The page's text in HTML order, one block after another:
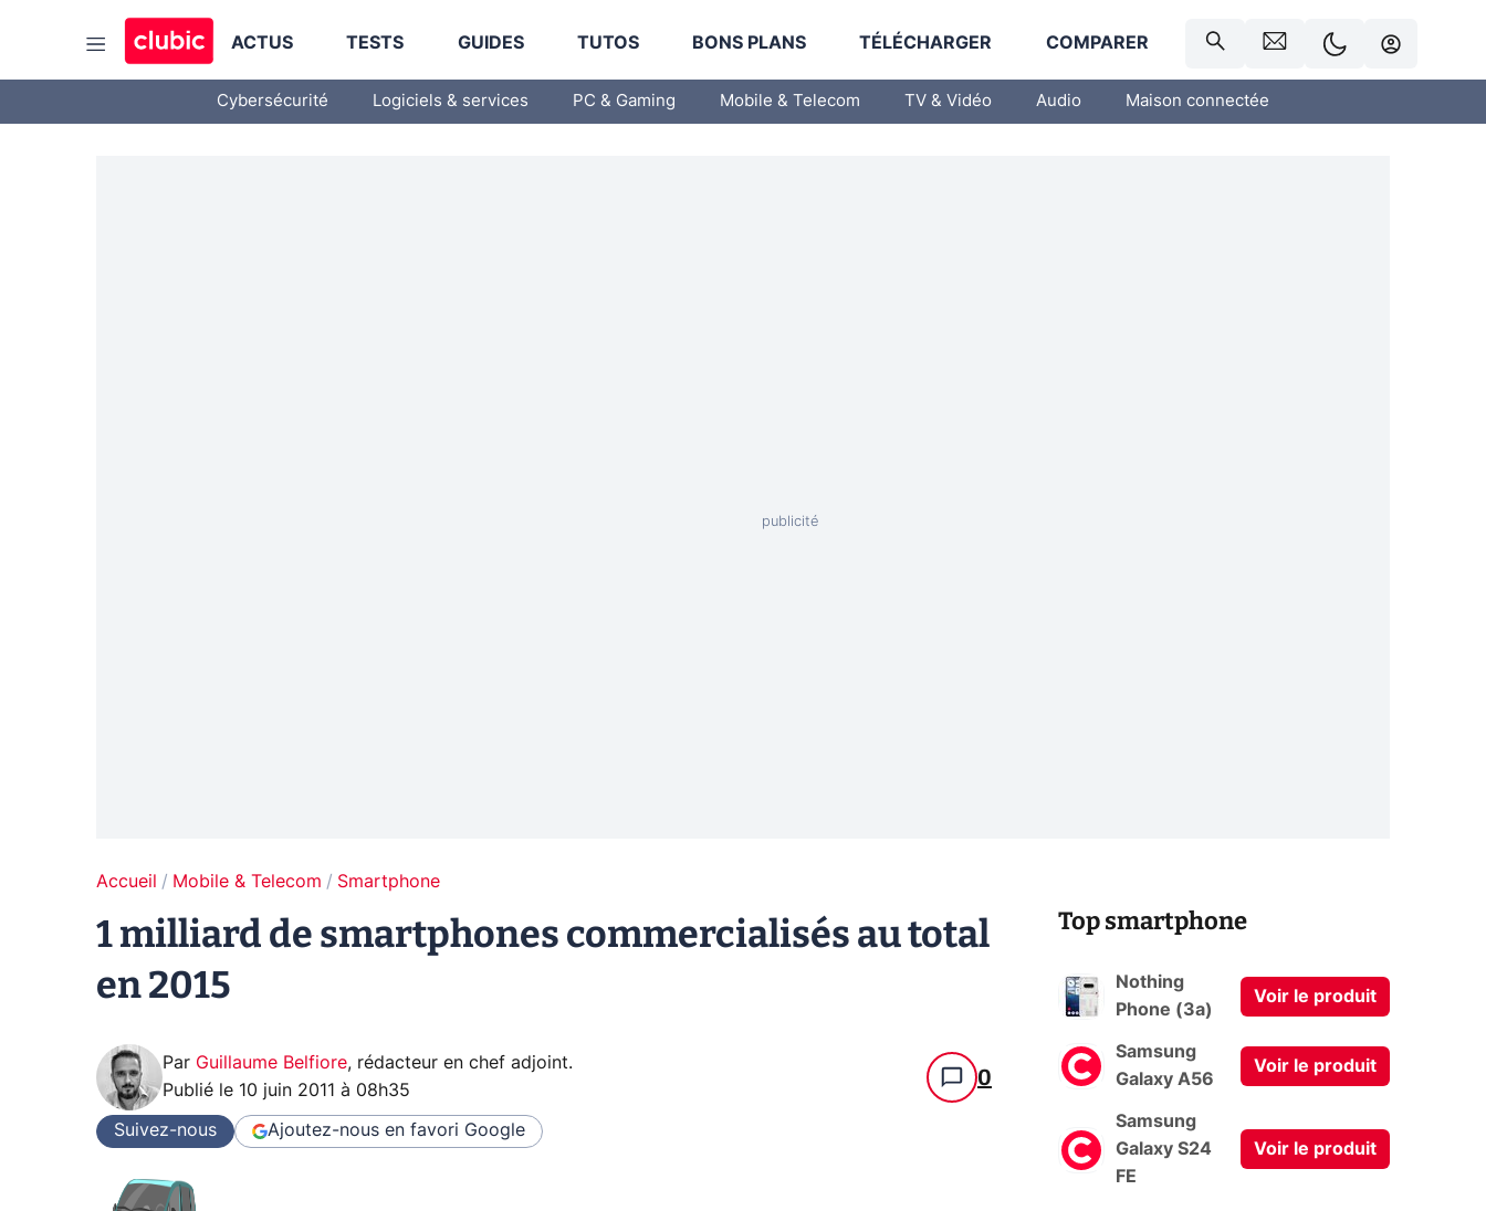
ACTUS TESTS GUIDES TUTOS BONS PLANS TÉLÉCHARGER COMPARER
Cybersécurité Logiciels & services PC & Gaming Mobile & Telecom TV & Vidéo Audio Maison connectée
Accueil Mobile & Telecom Smartphone
1 milliard de smartphones commercialisés au total
en 2015
Par Guillaume Belfiore, rédacteur en chef adjoint.
Publié le 10 juin 2011 à 08h35 0
Suivez-nous Ajoutez-nous en favori Google
Top smartphone
Nothing
Phone (3a)
Voir le produit
Samsung
Galaxy A56
Voir le produit
Samsung
Galaxy S24
FE
Voir le produit